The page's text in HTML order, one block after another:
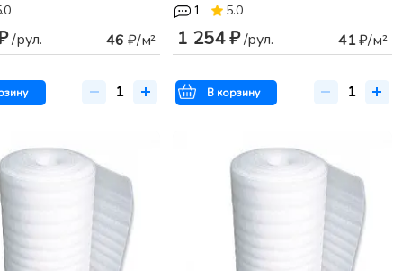
/рул. 46 ₽/м²
1 5.0
1 254 ₽/рул. 41₽/м²
В корзину